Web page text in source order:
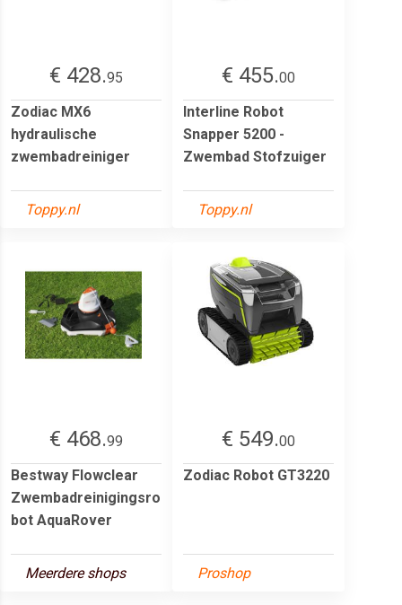
€ 428.95
Zodiac MX6
hydraulische
zwembadreiniger
Toppy.nl
€ 455.00
Interline Robot
Snapper 5200 -
Zwembad Stofzuiger
Toppy.nl
€ 468.99
Bestway Flowclear
Zwembadreinigingsro
bot AquaRover
Meerdere shops
€ 549.00
Zodiac Robot GT3220
Proshop